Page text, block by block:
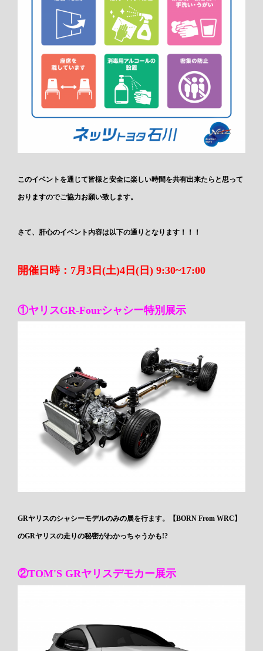
このイベントを通じて皆様と安全に楽しい時間を共有出来たらと思って
おりますのでご協力お願い致します。
さて、肝心のイベント内容は以下の通りとなります！！！
開催日時：7月3日(土)4日(日) 9:30~17:00
①ヤリスGR-Fourシャシー特別展示
GRヤリスのシャシーモデルのみの展を行ます。【BORN From WRC】
のGRヤリスの走りの秘密がわかっちゃうかも!?
②TOM'S GRヤリスデモカー展示